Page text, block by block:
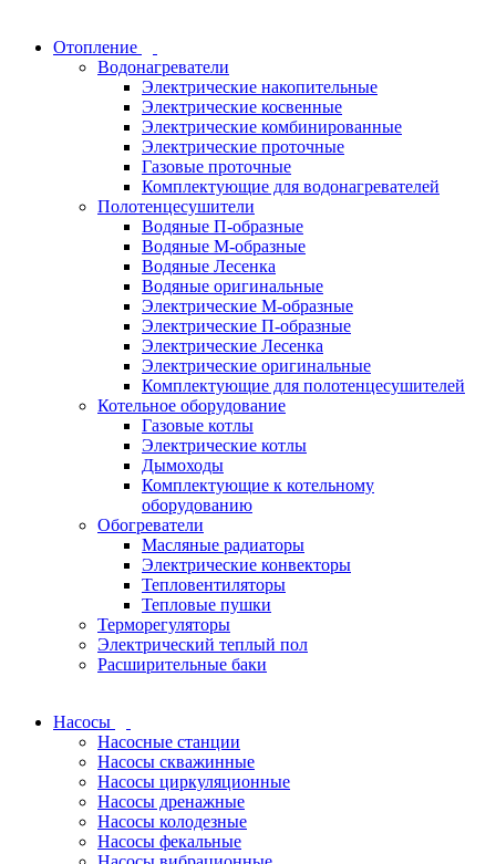
Отопление
Водонагреватели
Электрические накопительные
Электрические косвенные
Электрические комбинированные
Электрические проточные
Газовые проточные
Комплектующие для водонагревателей
Полотенцесушители
Водяные П-образные
Водяные М-образные
Водяные Лесенка
Водяные оригинальные
Электрические М-образные
Электрические П-образные
Электрические Лесенка
Электрические оригинальные
Комплектующие для полотенцесушителей
Котельное оборудование
Газовые котлы
Электрические котлы
Дымоходы
Комплектующие к котельному
оборудованию
Обогреватели
Масляные радиаторы
Электрические конвекторы
Тепловентиляторы
Тепловые пушки
Терморегуляторы
Электрический теплый пол
Расширительные баки
Насосы
Насосные станции
Насосы скважинные
Насосы циркуляционные
Насосы дренажные
Насосы колодезные
Насосы фекальные